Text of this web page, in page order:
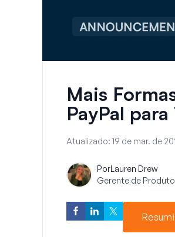
Mais
PayPal
Atualizado: 19 de mar. de
PorLauren Drew
Gerente de Produto